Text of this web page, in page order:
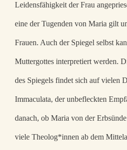
Leidensfähigkeit der Frau
eine der Tugenden von Maria gilt
Frauen. Auch der Spiegel selbst
Muttergottes interpretiert werden.
des Spiegels findet sich auf vielen
Immaculata, der unbefleckten
danach, ob Maria von der
viele Theolog*innen ab dem